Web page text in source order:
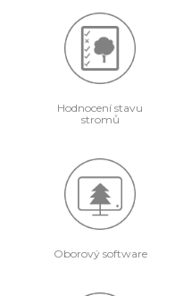
Hodnocení stavu
stromů
Oborový software